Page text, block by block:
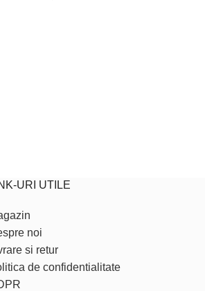
URI UTILE
noi
si retur
de confidentialitate